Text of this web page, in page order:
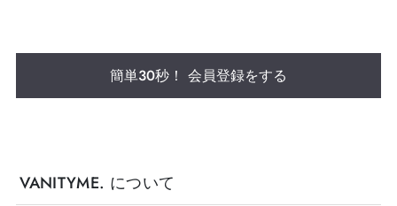
簡単30秒！ 会員登録をする
VANITYME. について